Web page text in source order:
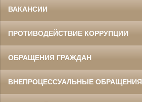
ВАКАНСИИ
ПРОТИВОДЕЙСТВИЕ КОРРУПЦИИ
ОБРАЩЕНИЯ ГРАЖДАН
ВНЕПРОЦЕССУАЛЬНЫЕ ОБРАЩЕНИЯ